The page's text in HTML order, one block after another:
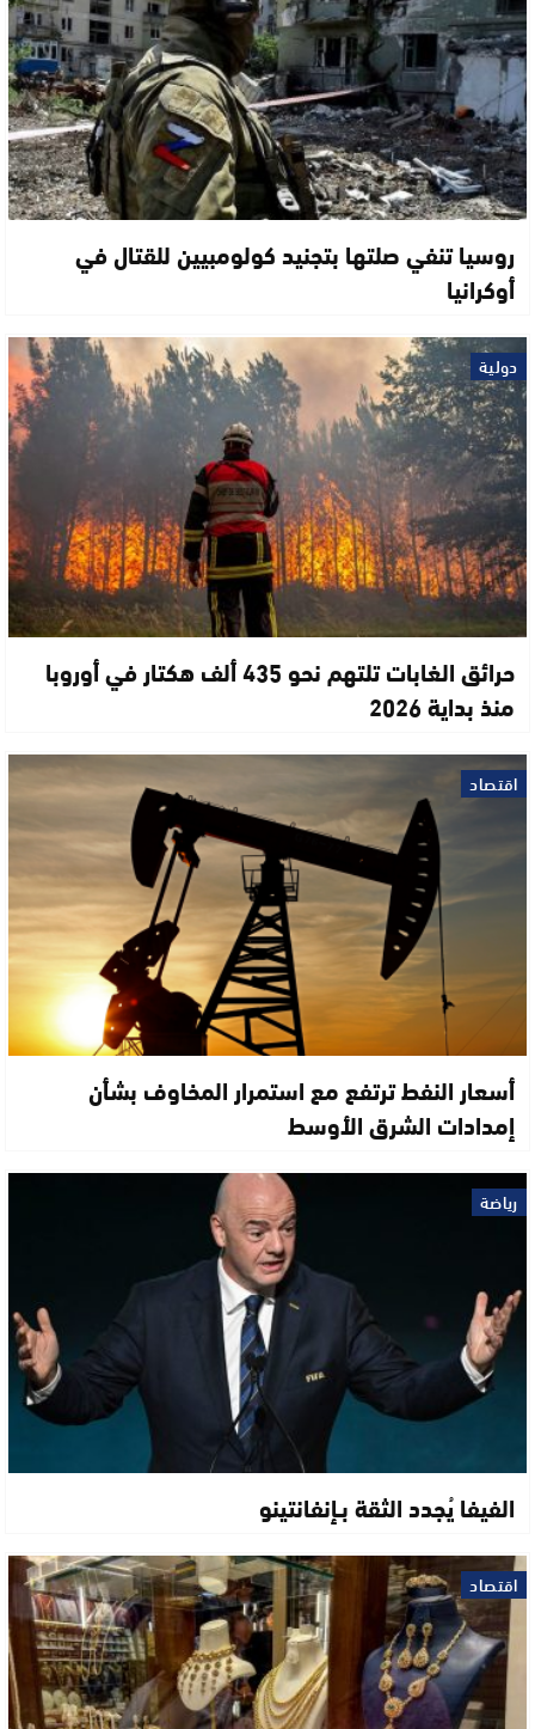
روسيا تنفي صلتها بتجنيد كولومبيين للقتال في
أوكرانيا
دولية
حرائق الغابات تلتهم نحو 435 ألف هكتار في أوروبا
منذ بداية 2026
اقتصاد
أسعار النفط ترتفع مع استمرار المخاوف بشأن
إمدادات الشرق الأوسط
رياضة
الفيفا يُجدد الثقة بـإنفانتينو
اقتصاد